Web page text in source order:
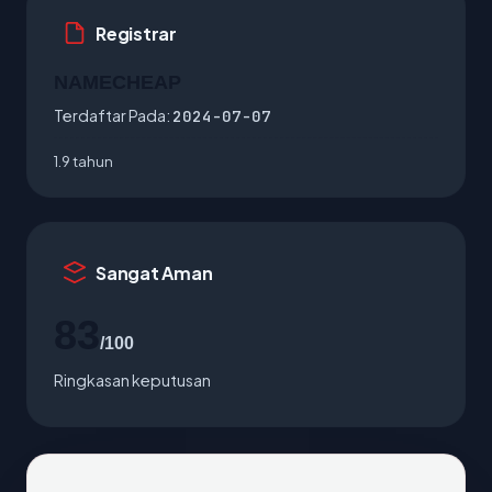
Registrar
Terdaftar Pada: 2024-07-07
1.9 tahun
Sangat Aman
/100
Ringkasan keputusan